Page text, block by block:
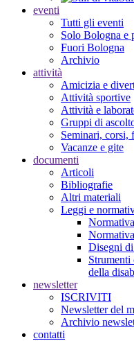
eventi
Tutti gli eventi
Solo Bologna e
Fuori Bologna
Archivio
attività
Amicizia e
Attività sportive
Attività e
Gruppi di
Seminari, corsi,
Vacanze e gite
documenti
Articoli
Bibliografie
Altri materiali
Leggi e
Disegni
Strumenti
della
newsletter
ISCRIVITI
Newsletter del
Archivio
contatti